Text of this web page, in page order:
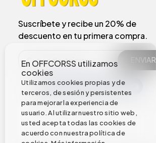
En OFFCORSS utilizamos
cookies
Utilizamos cookies propias y de
terceros, de sesión y persistentes
para mejorar la experiencia de
usuario. Al utilizar nuestro sitio web,
usted acepta todas las cookies de
acuerdo con nuestra política de
Suscríbete y recibe un 20% de
descuento en tu primera compra.
ENVIAR